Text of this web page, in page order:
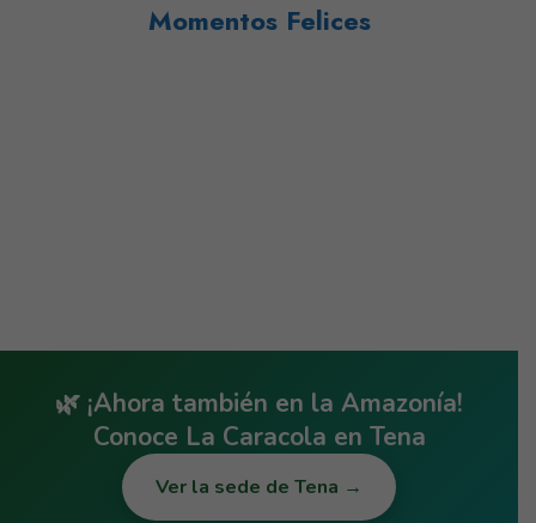
Momentos Felices
🌿 ¡Ahora también en la Amazonía!
Conoce La Caracola en Tena
Ver la sede de Tena →